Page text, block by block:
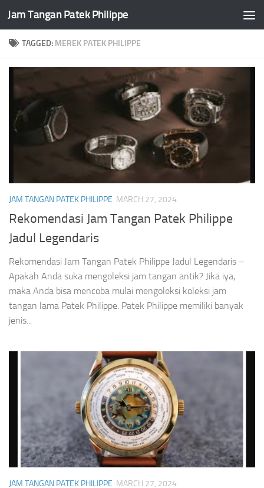
Skip to content
Jam Tangan Patek Philippe
TAGGED: MEREK PATEK PHILIPPE
JAM TANGAN PATEK PHILIPPE MARCH 27, 2024
Rekomendasi Jam Tangan Patek Philippe
Jadul Legendaris
Rekomendasi Jam Tangan Patek Philippe Jadul Legendaris –
Apakah Anda suka mengoleksi jam tangan antik? Jika iya,
maka Anda bisa mencoba mulai mengoleksi koleksi jam
tangan lama Patek Philippe. Patek Philippe memiliki banyak
jenis...
JAM TANGAN PATEK PHILIPPE MARCH 27, 2024